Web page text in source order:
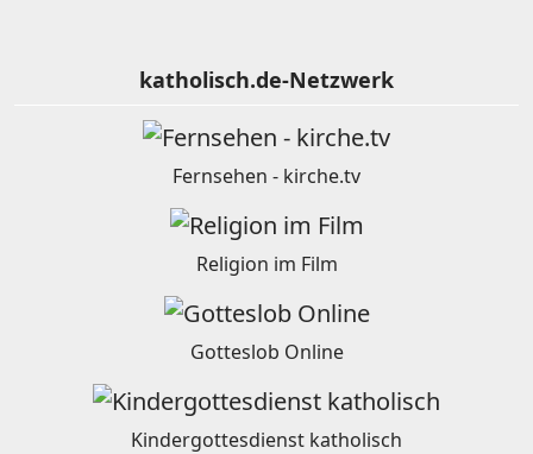
katholisch.de-Netzwerk
Fernsehen - kirche.tv
Religion im Film
Gotteslob Online
Kindergottesdienst katholisch